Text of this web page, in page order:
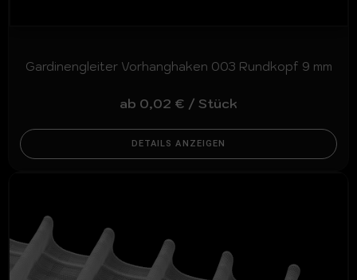
Gardinengleiter Vorhanghaken 003 Rundkopf 9 mm
ab 0,02 € / Stück
DETAILS ANZEIGEN